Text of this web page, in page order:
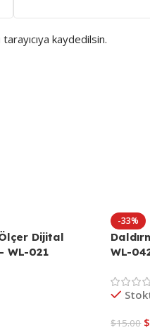
kaydedilsin.
Dijital
WL-021
-33%
WL-
$15.00 $